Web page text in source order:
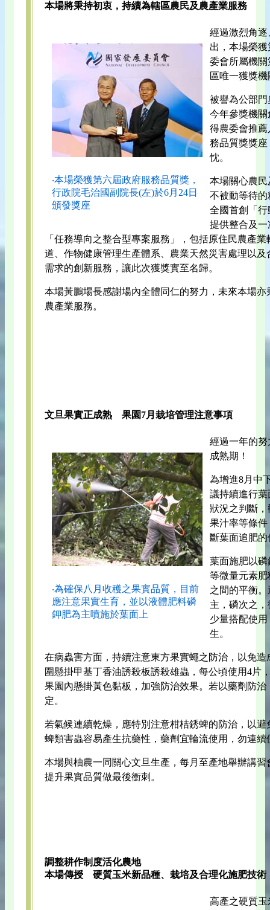
本場將秉持初衷，持續為轄區農民及農產業服務
‧本場榮獲第六屆政府服務品質獎，
行政院毛治國副院長(左)於6月24日
頒發獎座
經過激烈角
出，本場榮
委會所屬機
區唯一獲獎機
被譽為公部
今年參獎機
得農委會推
務品質獎獎
忱。
本場關心農
不被動等待
全國首創「
提供整合及
「任務導向之整合型專案服務」，包括原住民農產
道、作物健康管理生產體系、農業天然災害處理以
需求的創新服務，讓此次獲獎實至名歸。
本場黃鵬場長感謝場內全體同仁的努力，未來本場
農產業服務。
文旦果實正成熟 果園7月栽培管理注意事項
‧為確保八月收穫之果實品質，目前
應注意果實生育，並以液體肥料磷
鉀肥為主噴施於葉面上
經過一年的
成熟期！
為增進8月中
議持續進行
狀況之判斷
果汁率等條
斷葉面追肥
葉面施肥以
等微量元素
之間的平衡
主，磷次之
少量搭配使
生。
在病蟲害方面，持續注意東方果實蠅之防治，以免
圍懸掛甲基丁香油誘殺板誘殺雄蟲，每公頃使用4片
果園內懸掛黃色黏板，加強防治效果。若以藥劑防
定。
若氣候連續乾燥，應特別注意柑桔銹蜱的防治，以
蜱類害蟲容易產生抗藥性，藥劑宜輪流使用，勿連續
本場與柚農一同關心文旦生產，每月至產地舉辦講
提升果實品質做最後衝刺。
調整耕作制度活化農地
本場傳授 硬質玉米新品種、栽培及合理化施肥技術
高產之硬質